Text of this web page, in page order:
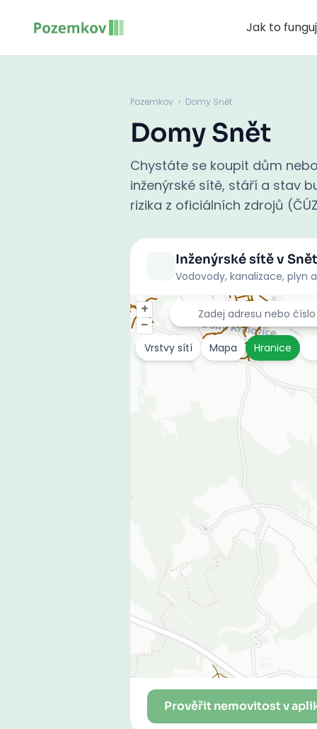
Jak to
Pozemkov › Domy Snět
Domy Snět
Chystáte se koupit dům
inženýrské sítě, stáří a stav
rizika z oficiálních zdrojů
Inženýrské sítěv
Vodovody, kanalizace, plyn
Prověřit nemovitost v